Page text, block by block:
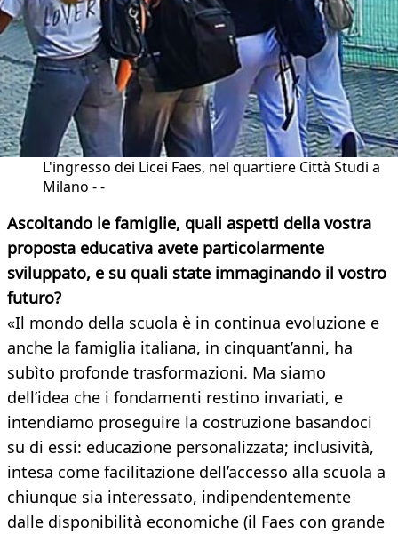
L'ingresso dei Licei Faes, nel quartiere Città Studi a
Milano - -
Ascoltando le famiglie, quali aspetti della vostra
proposta educativa avete particolarmente
sviluppato, e su quali state immaginando il vostro
futuro?
«Il mondo della scuola è in continua evoluzione e
anche la famiglia italiana, in cinquant’anni, ha
subìto profonde trasformazioni. Ma siamo
dell’idea che i fondamenti restino invariati, e
intendiamo proseguire la costruzione basandoci
su di essi: educazione personalizzata; inclusività,
intesa come facilitazione dell’accesso alla scuola a
chiunque sia interessato, indipendentemente
dalle disponibilità economiche (il Faes con grande